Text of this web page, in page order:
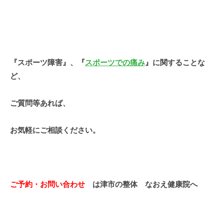
『スポーツ障害 』、『スポーツでの痛み 』に関することな
ど、
ご質問等あれば、
お気軽にご相談ください。
ご予約・お問い合わせ は津市の整体 なおえ健康院へ